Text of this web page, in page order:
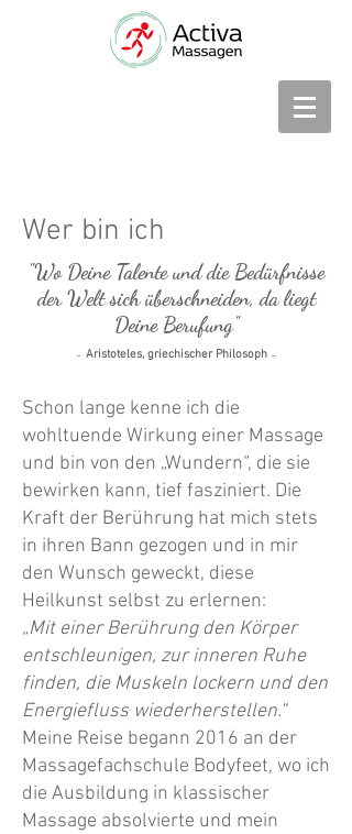
Wer bin ich
"Wo Deine Talente und die Bedürfnisse
der Welt sich überschneiden, da liegt
Deine Berufung"
- Aristoteles, griechischer Philosoph-
Schon lange kenne ich die
wohltuende Wirkung einer Massage
und bin von den „Wundern“, die sie
bewirken kann, tief fasziniert. Die
Kraft der Berührung hat mich stets
in ihren Bann gezogen und in mir
den Wunsch geweckt, diese
Heilkunst selbst zu erlernen:
„Mit einer Berührung den Körper
entschleunigen, zur inneren Ruhe
finden, die Muskeln lockern und den
Energiefluss wiederherstellen.“
Meine Reise begann 2016 an der
Massagefachschule Bodyfeet, wo ich
die Ausbildung in klassischer
Massage absolvierte und mein